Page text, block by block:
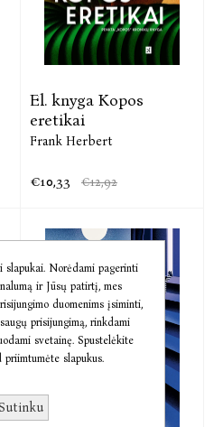
El. knyga Kopos
eretikai
Frank Herbert
€10,33 €12,92
slapukai. Norėdami pagerinti
ir Jūsų patirtį, mes
duomenims įsiminti,
prisijungimą, rinkdami
svetainę. Spustelėkite
priimtumėte slapukus.